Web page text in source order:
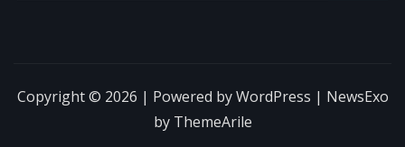
Copyright © 2026 | Powered byWordPress | NewsExo
by ThemeArile